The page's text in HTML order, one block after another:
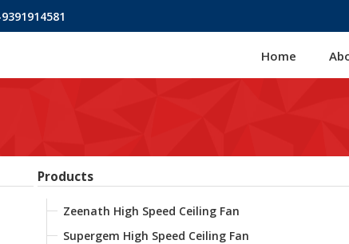
Home
Products
Zeenath High Speed Ceiling Fan
Supergem High Speed Ceiling Fan